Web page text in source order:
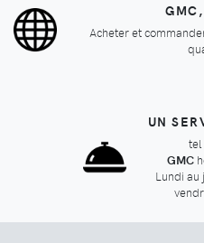
Acheter et
UN
tel
GMC
Lundi au